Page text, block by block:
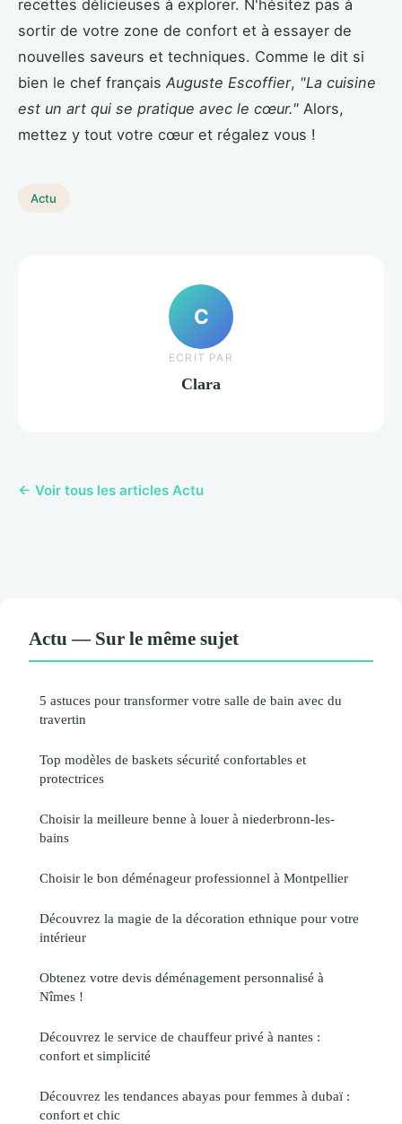
recettes délicieuses à explorer. N'hésitez pas à
sortir de votre zone de confort et à essayer de
nouvelles saveurs et techniques. Comme le dit si
bien le chef français Auguste Escoffier, "La cuisine
est un art qui se pratique avec le cœur." Alors,
mettez y tout votre cœur et régalez vous !
Actu
C
ECRIT PAR
Clara
← Voir tous les articles Actu
Actu — Sur le même sujet
5 astuces pour transformer votre salle de bain avec du
travertin
Top modèles de baskets sécurité confortables et
protectrices
Choisir la meilleure benne à louer à niederbronn-les-
bains
Choisir le bon déménageur professionnel à Montpellier
Découvrez la magie de la décoration ethnique pour votre
intérieur
Obtenez votre devis déménagement personnalisé à
Nîmes !
Découvrez le service de chauffeur privé à nantes :
confort et simplicité
Découvrez les tendances abayas pour femmes à dubaï :
confort et chic